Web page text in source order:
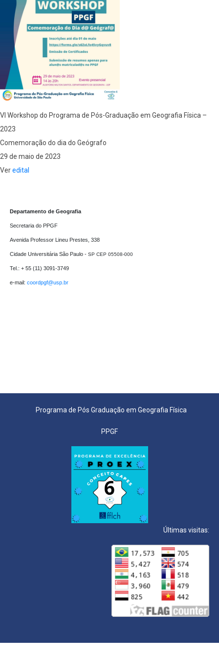
VI Workshop do Programa de Pós-Graduação em Geografia Física –
2023
Comemoração do dia do Geógrafo
29 de maio de 2023
Veredital
Departamento de Geografia
Secretaria do PPGF
Avenida Professor Lineu Prestes, 338
Cidade Universitária São Paulo - SP CEP 05508-000
Tel.: + 55 (11) 3091-3749
e-mail: coordpgf@usp.br
Programa de Pós Graduação em Geografia Física
PPGF
Últimas visitas: